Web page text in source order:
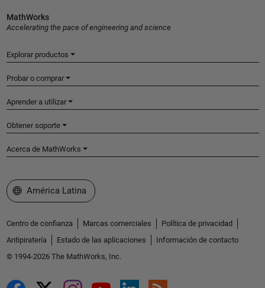
MathWorks
Accelerating the pace of engineering and science
Explorar productos
Probar o comprar
Aprender a utilizar
Obtener soporte
Acerca de MathWorks
Seleccione un país/idioma
América Latina
Centro de confianza Marcas comerciales
Política de privacidad
Antipiratería
Estado de las aplicaciones
Información de contacto
© 1994-2026 The MathWorks, Inc.